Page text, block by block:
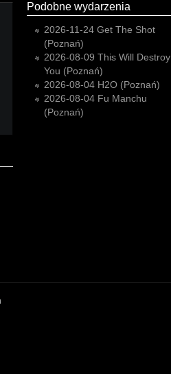
Podobne wydarzenia
2026-11-24 Get The Shot
(Poznań)
2026-08-09 This Will Destroy
You (Poznań)
2026-08-04 H2O (Poznań)
2026-08-04 Fu Manchu
(Poznań)